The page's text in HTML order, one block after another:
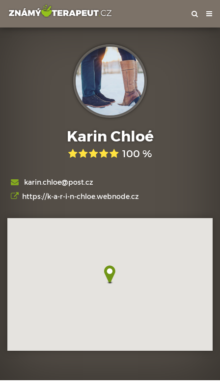
Karin Chloé
100 %
karin.chloe@post.cz
https://k-a-r-i-n-chloe.webnode.cz